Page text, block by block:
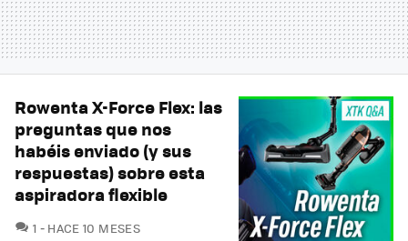
Rowenta X-Force Flex: las
preguntas que nos
habéis enviado (y sus
respuestas) sobre esta
aspiradora flexible
1 COMENTARIOS
HACE 10 MESES